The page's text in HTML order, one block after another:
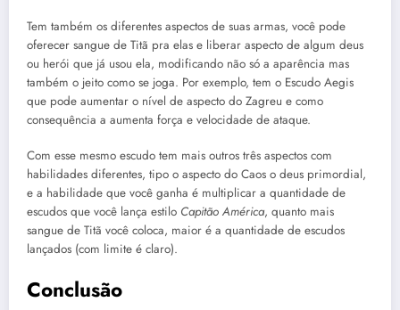
Tem também os diferentes aspectos de suas armas, você pode
oferecer sangue de Titã pra elas e liberar aspecto de algum deus
ou herói que já usou ela, modificando não só a aparência mas
também o jeito como se joga. Por exemplo, tem o Escudo Aegis
que pode aumentar o nível de aspecto do Zagreu e como
consequência a aumenta força e velocidade de ataque.
Com esse mesmo escudo tem mais outros três aspectos com
habilidades diferentes, tipo o aspecto do Caos o deus primordial,
e a habilidade que você ganha é multiplicar a quantidade de
escudos que você lança estilo Capitão América, quanto mais
sangue de Titã você coloca, maior é a quantidade de escudos
lançados (com limite é claro).
Conclusão